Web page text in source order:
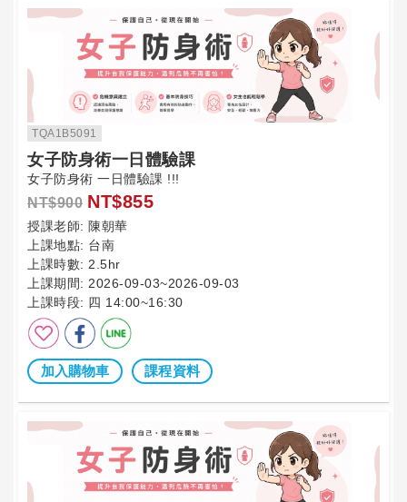
TQA1B5091
女子防身術一日體驗課
女子防身術 一日體驗課 !!!
NT$900 NT$855
授課老師: 陳朝華
上課地點: 台南
上課時數: 2.5hr
上課期間: 2026-09-03~2026-09-03
上課時段: 四 14:00~16:30
加入購物車 課程資料